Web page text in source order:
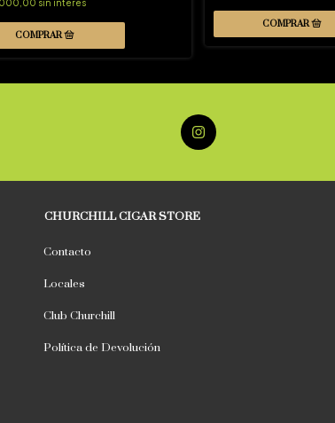
sin interés
CHURCHILL CIGAR STORE
Contacto
Locales
Club Churchill
Política de Devolución